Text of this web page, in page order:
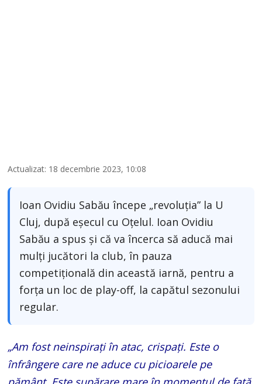
Actualizat: 18 decembrie 2023, 10:08
Ioan Ovidiu Sabău începe „revoluția” la U
Cluj, după eșecul cu Oțelul. Ioan Ovidiu
Sabău a spus și că va încerca să aducă mai
mulți jucători la club, în pauza
competițională din această iarnă, pentru a
forța un loc de play-off, la capătul sezonului
regular.
„Am fost neinspiraţi în atac, crispaţi. Este o
înfrângere care ne aduce cu picioarele pe